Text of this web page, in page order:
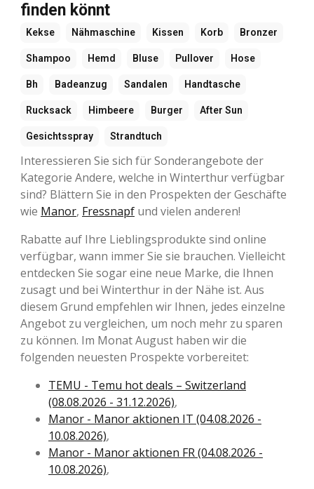
finden könnt
Kekse Nähmaschine Kissen Korb Bronzer
Shampoo Hemd Bluse Pullover Hose
Bh Badeanzug Sandalen Handtasche
Rucksack Himbeere Burger After Sun
Gesichtsspray Strandtuch
Interessieren Sie sich für Sonderangebote der
Kategorie Andere, welche in Winterthur verfügbar
sind? Blättern Sie in den Prospekten der Geschäfte
wie Manor, Fressnapf und vielen anderen!
Rabatte auf Ihre Lieblingsprodukte sind online
verfügbar, wann immer Sie sie brauchen. Vielleicht
entdecken Sie sogar eine neue Marke, die Ihnen
zusagt und bei Winterthur in der Nähe ist. Aus
diesem Grund empfehlen wir Ihnen, jedes einzelne
Angebot zu vergleichen, um noch mehr zu sparen
zu können. Im Monat August haben wir die
folgenden neuesten Prospekte vorbereitet:
TEMU - Temu hot deals – Switzerland
(08.08.2026 - 31.12.2026),
Manor - Manor aktionen IT (04.08.2026 -
10.08.2026),
Manor - Manor aktionen FR (04.08.2026 -
10.08.2026),